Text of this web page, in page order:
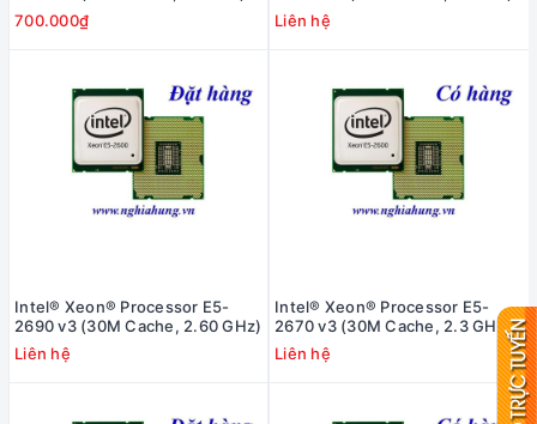
700.000₫
Liên hệ
Intel® Xeon® Processor E5-
2690 v3 (30M Cache, 2.60 GHz)
Liên hệ
Intel® Xeon® Processor E5-
2670 v3 (30M Cache, 2.3 GHz)
Liên hệ